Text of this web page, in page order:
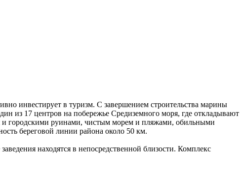
инвестирует в туризм. С завершением строительства марины
из 17 центров на побережье Средиземного моря, где откладывают
и городскими руинами, чистым морем и пляжами, обильными
береговой линии района около 50 км.
находятся в непосредственной близости. Комплекс